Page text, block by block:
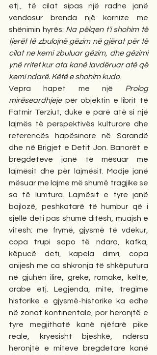
etj., të cilat sipas një radhe janë
vendosur brenda një kornize me
shënimin hyrës: Na pëlqen t'i shohim të
tjerët të zbulojnë gëzim në gjërat për të
cilat ne kemi zbuluar gëzim, dhe gëzimi
ynë rritet kur ata kanë lavdëruar atë që
kemi ndarë. Këtë e shohim kudo.
Vepra hapet me një Prolog
mirëseardhjeje për objektin e librit të
Fatmir Terziut, duke e parë atë si një
lajmës të perspektivës kulturore dhe
referencës hapësinore në Sarandë
dhe në Brigjet e Detit Jon. Banorët e
bregdeteve janë të mësuar me
lajmësit dhe për lajmësit. Madje janë
mësuar me lajme më shumë tragjike se
sa të lumtura. Lajmësit e tyre janë
bajlozë, peshkatarë të humbur që i
sjellë deti pas shumë ditësh, muajsh e
vitesh: me frymë, gjysmë të vdekur,
copa trupi sapo të ndara, kafka,
këpucë deti, kapela dimri, copa
anijesh me ca shkronja të shkëputura
në gjuhën ilire, greke, romake, kelte,
arabe etj. Legjenda, mite, tregime
historike e gjysmë-historike ka edhe
në zonat kontinentale, por heronjtë e
tyre megjithatë kanë njëfarë pike
reale, kryesisht bjeshkë, ndërsa
heronjtë e miteve bregdetare kanë